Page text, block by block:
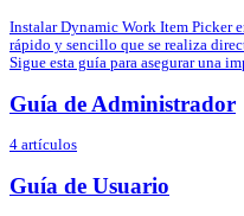
Instalar Dynamic Work Item Picker
rápido y sencillo que se realiza
Sigue esta guía para asegurar una
Guía de Administrador
4 artículos
Guía de Usuario